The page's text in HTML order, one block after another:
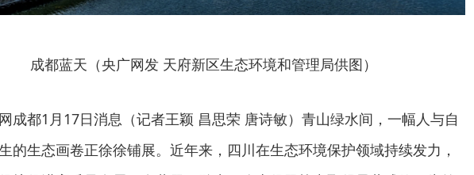
成都蓝天（央广网发 天府新区生态环境和管理局供图）
成都1月17日消息（记者王颖 昌思荣 唐诗敏）青山绿水间，一幅人与自
的生态画卷正徐徐铺展。近年来，四川在生态环境保护领域持续发力，